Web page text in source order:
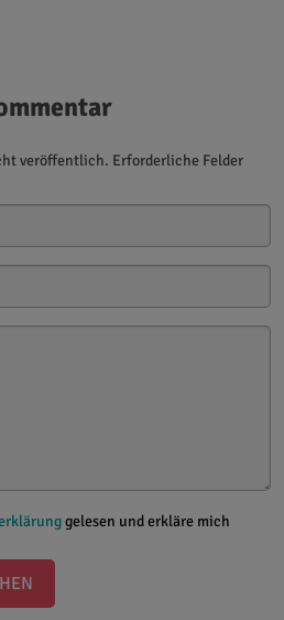
veröffentlich. Erforderliche Felder
gelesen und erkläre mich